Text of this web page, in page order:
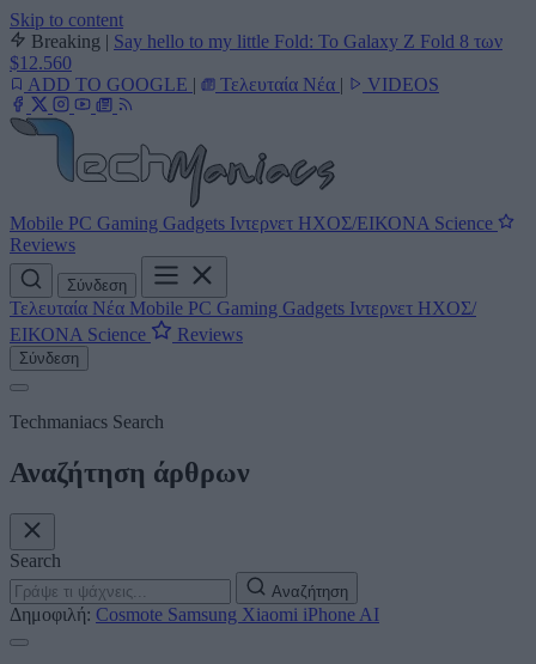
Skip to content
Breaking | Say hello to my little Fold: Το Galaxy Z Fold 8 των
$12.560
ADD TO GOOGLE | Τελευταία Νέα | VIDEOS
Mobile PC Gaming Gadgets Ιντερνετ ΗΧΟΣ/ΕΙΚΟΝΑ Science
Reviews
Σύνδεση
Τελευταία Νέα Mobile PC Gaming Gadgets Ιντερνετ ΗΧΟΣ/
ΕΙΚΟΝΑ Science Reviews
Σύνδεση
Techmaniacs Search
Αναζήτηση άρθρων
Search
Αναζήτηση
Δημοφιλή: Cosmote Samsung Xiaomi iPhone AI